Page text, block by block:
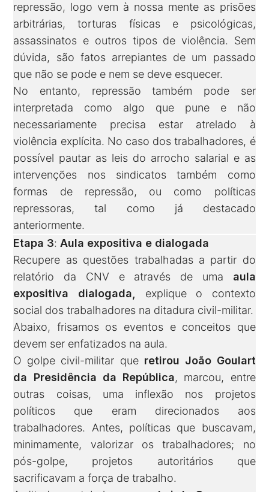
repressão, logo vem à nossa mente as prisões
arbitrárias, torturas físicas e psicológicas,
assassinatos e outros tipos de violência. Sem
dúvida, são fatos arrepiantes de um passado
que não se pode e nem se deve esquecer.
No entanto, repressão também pode ser
interpretada como algo que pune e não
necessariamente precisa estar atrelado à
violência explícita. No caso dos trabalhadores, é
possível pautar as leis do arrocho salarial e as
intervenções nos sindicatos também como
formas de repressão, ou como políticas
repressoras, tal como já destacado
anteriormente.
Etapa 3:Aula expositiva e dialogada
Recupere as questões trabalhadas a partir do
relatório da CNV e através de uma aula
expositiva dialogada, explique o contexto
social dos trabalhadores na ditadura civil-militar.
Abaixo, frisamos os eventos e conceitos que
devem ser enfatizados na aula.
O golpe civil-militar que retirou João Goulart
da Presidência da República, marcou, entre
outras coisas, uma inflexão nos projetos
políticos que eram direcionados aos
trabalhadores. Antes, políticas que buscavam,
minimamente, valorizar os trabalhadores; no
pós-golpe, projetos autoritários que
sacrificavam a força de trabalho.